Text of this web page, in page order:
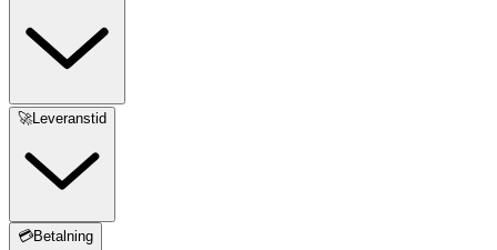
🚀Leveranstid
💳Betalning